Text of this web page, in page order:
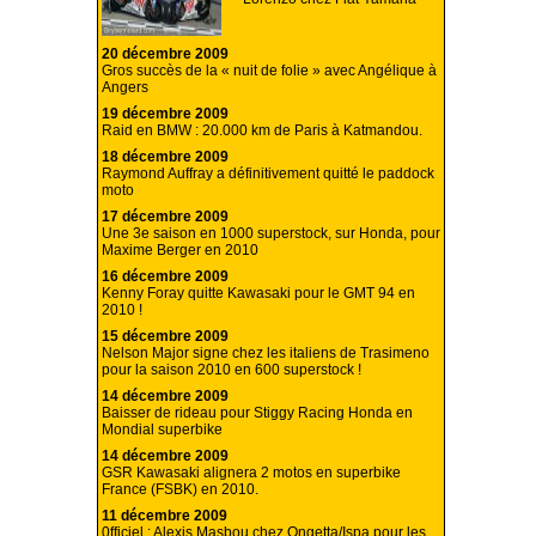
20 décembre 2009
Gros succès de la « nuit de folie » avec Angélique à
Angers
19 décembre 2009
Raid en BMW : 20.000 km de Paris à Katmandou.
18 décembre 2009
Raymond Auffray a définitivement quitté le paddock
moto
17 décembre 2009
Une 3e saison en 1000 superstock, sur Honda, pour
Maxime Berger en 2010
16 décembre 2009
Kenny Foray quitte Kawasaki pour le GMT 94 en
2010 !
15 décembre 2009
Nelson Major signe chez les italiens de Trasimeno
pour la saison 2010 en 600 superstock !
14 décembre 2009
Baisser de rideau pour Stiggy Racing Honda en
Mondial superbike
14 décembre 2009
GSR Kawasaki alignera 2 motos en superbike
France (FSBK) en 2010.
11 décembre 2009
0fficiel : Alexis Masbou chez Ongetta/Ispa pour les